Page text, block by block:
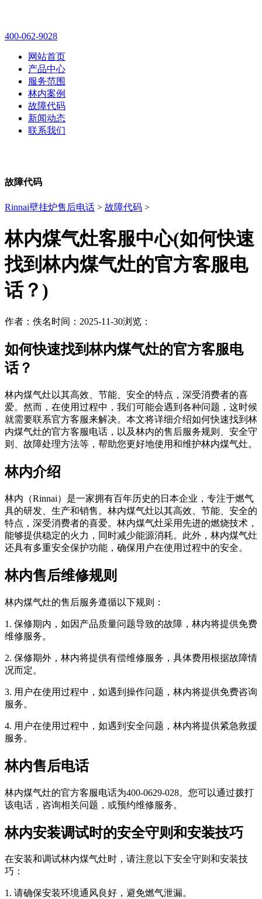
400-062-9028
网站首页
产品中心
服务范围
林内案例
故障代码
新闻动态
联系我们
故障代码
Rinnai壁挂炉售后电话 > 故障代码 >
林内煤气灶客服中心(如何快速
找到林内煤气灶的官方客服电
话？)
作者：佚名时间：2025-11-30浏览：
如何快速找到林内煤气灶的官方客服电
话？
林内煤气灶以其高效、节能、安全的特点，深受消费者的喜
爱。然而，在使用过程中，我们可能会遇到各种问题，这时候
就需要联系官方客服来解决。本文将详细介绍如何快速找到林
内煤气灶的官方客服电话，以及林内的售后服务规则、安全守
则、故障处理方法等，帮助您更好地使用和维护林内煤气灶。
林内介绍
林内（Rinnai）是一家拥有百年历史的日本企业，专注于燃气
具的研发、生产和销售。林内煤气灶以其高效、节能、安全的
特点，深受消费者的喜爱。林内煤气灶采用先进的燃烧技术，
能够提供稳定的火力，同时减少能源消耗。此外，林内煤气灶
还具有多重安全保护功能，确保用户在使用过程中的安全。
林内售后维修规则
林内煤气灶的售后服务遵循以下规则：
1. 保修期内，如因产品质量问题导致的故障，林内将提供免费
维修服务。
2. 保修期外，林内将提供有偿维修服务，具体费用根据故障情
况而定。
3. 用户在使用过程中，如遇到操作问题，林内将提供免费咨询
服务。
4. 用户在使用过程中，如遇到安全问题，林内将提供紧急救援
服务。
林内售后电话
林内煤气灶的官方客服电话为400-0629-028。您可以通过拨打
该电话，咨询相关问题，或预约维修服务。
林内安装调试时的安全守则和安装技巧
在安装和调试林内煤气灶时，请注意以下安全守则和安装技
巧：
1. 请确保安装环境通风良好，避免燃气泄漏。